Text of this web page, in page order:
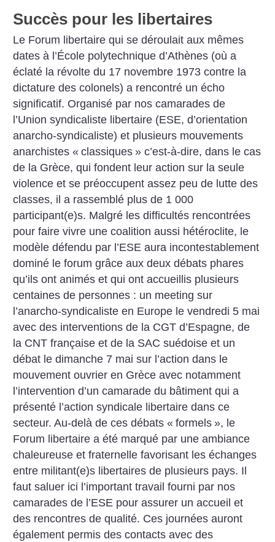
Succès pour les libertaires
Le Forum libertaire qui se déroulait aux mêmes
dates à l’École polytechnique d’Athènes (où a
éclaté la révolte du 17 novembre 1973 contre la
dictature des colonels) a rencontré un écho
significatif. Organisé par nos camarades de
l’Union syndicaliste libertaire (ESE, d’orientation
anarcho-syndicaliste) et plusieurs mouvements
anarchistes « classiques » c’est-à-dire, dans le cas
de la Grèce, qui fondent leur action sur la seule
violence et se préoccupent assez peu de lutte des
classes, il a rassemblé plus de 1 000
participant(e)s. Malgré les difficultés rencontrées
pour faire vivre une coalition aussi hétéroclite, le
modèle défendu par l’ESE aura incontestablement
dominé le forum grâce aux deux débats phares
qu’ils ont animés et qui ont accueillis plusieurs
centaines de personnes : un meeting sur
l’anarcho-syndicaliste en Europe le vendredi 5 mai
avec des interventions de la CGT d’Espagne, de
la CNT française et de la SAC suédoise et un
débat le dimanche 7 mai sur l’action dans le
mouvement ouvrier en Grèce avec notamment
l’intervention d’un camarade du bâtiment qui a
présenté l’action syndicale libertaire dans ce
secteur. Au-delà de ces débats « formels », le
Forum libertaire a été marqué par une ambiance
chaleureuse et fraternelle favorisant les échanges
entre militant(e)s libertaires de plusieurs pays. Il
faut saluer ici l’important travail fourni par nos
camarades de l’ESE pour assurer un accueil et
des rencontres de qualité. Ces journées auront
également permis des contacts avec des